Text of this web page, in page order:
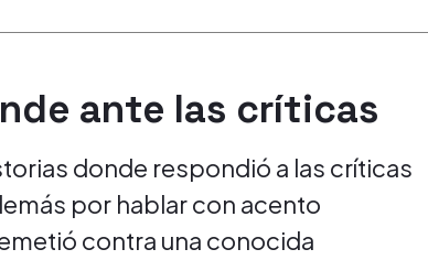
ante las críticas
donde respondió a las críticas
por hablar con acento
contra una conocida